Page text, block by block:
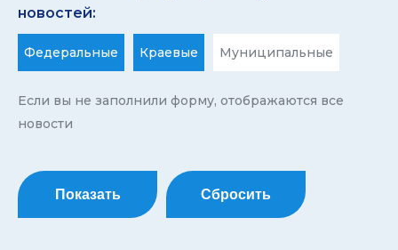
новостей:
Федеральные Краевые Муниципальные
Если вы не заполнили форму, отображаются все
новости
Показать Сбросить